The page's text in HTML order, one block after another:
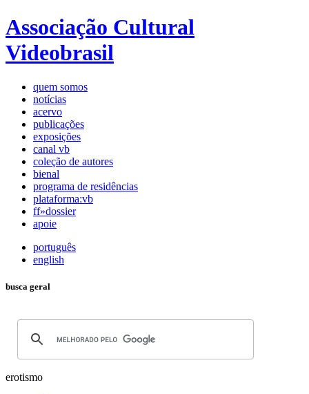
Associação Cultural
Videobrasil
quem somos
notícias
acervo
publicações
exposições
canal vb
coleção de autores
bienal
programa de residências
plataforma:vb
ff»dossier
apoie
português
english
busca geral
erotismo